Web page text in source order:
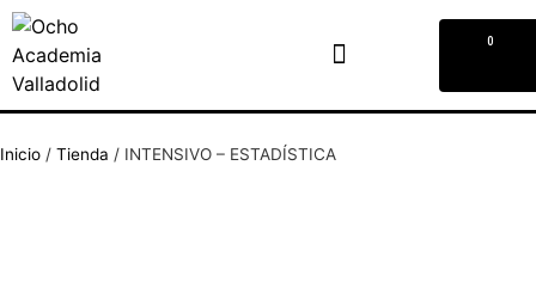
0
Inicio / Tienda / INTENSIVO – ESTADÍSTICA